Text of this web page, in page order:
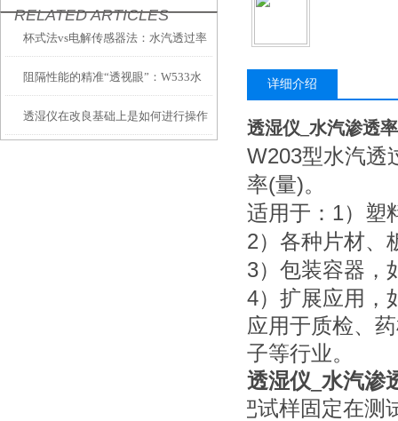
RELATED ARTICLES
杯式法vs电解传感器法：水汽透过率
测试仪两大技术路线到底怎么选？
阻隔性能的精准“透视眼”：W533水
汽透过率测试仪功能解析
透湿仪在改良基础上是如何进行操作
详细介绍
透湿仪_水汽渗透
W203型水汽透
率(量)。
适用于： 1）塑
2）各种片材、
3）包装容器，
4）扩展应用，
应用于质检、
子等行业。
透湿仪_水汽渗
把试样固定在